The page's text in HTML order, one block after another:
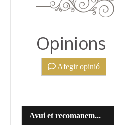
Opinions
Afegir opinió
Avui et recomanem...